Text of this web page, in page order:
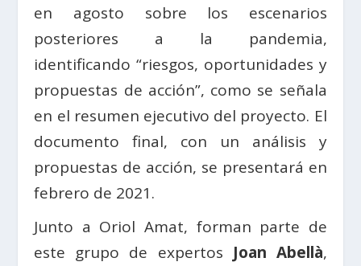
en agosto sobre los escenarios
posteriores a la pandemia,
identificando “riesgos, oportunidades y
propuestas de acción”, como se señala
en el resumen ejecutivo del proyecto. El
documento final, con un análisis y
propuestas de acción, se presentará en
febrero de 2021.
Junto a Oriol Amat, forman parte de
este grupo de expertos Joan Abellà,